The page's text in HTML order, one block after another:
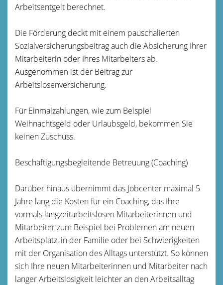
Arbeitsentgelt berechnet.
Die Förderung deckt mit einem pauschalierten
Sozialversicherungsbeitrag auch die Absicherung Ihrer
Mitarbeiterin oder Ihres Mitarbeiters ab.
Ausgenommen ist der Beitrag zur
Arbeitslosenversicherung.
Für Einmalzahlungen, wie zum Beispiel
Weihnachtsgeld oder Urlaubsgeld, bekommen Sie
keinen Zuschuss.
Beschäftigungsbegleitende Betreuung (Coaching)
Darüber hinaus übernimmt das Jobcenter maximal 5
Jahre lang die Kosten für ein Coaching, das Ihre
vormals langzeitarbeitslosen Mitarbeiterinnen und
Mitarbeiter zum Beispiel bei Problemen am neuen
Arbeitsplatz, in der Familie oder bei Schwierigkeiten
mit der Organisation des Alltags unterstützt. So können
sich Ihre neuen Mitarbeiterinnen und Mitarbeiter nach
langer Arbeitslosigkeit leichter an den Arbeitsalltag